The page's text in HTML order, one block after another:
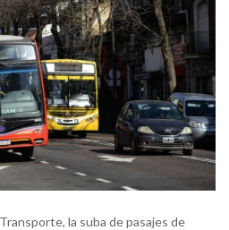
la suba de pasajes de